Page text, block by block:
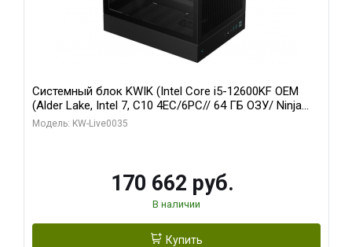
Системный блок KWIK (Intel Core i5-12600KF OEM
(Alder Lake, Intel 7, C10 4EC/6PC// 64 ГБ ОЗУ/ Ninja
Sinotex GTX1650 4GB 128bit GDDR6 DVI DP HDMI 2/
Модель: KW-Live0035
170 662 руб.
В наличии
Купить